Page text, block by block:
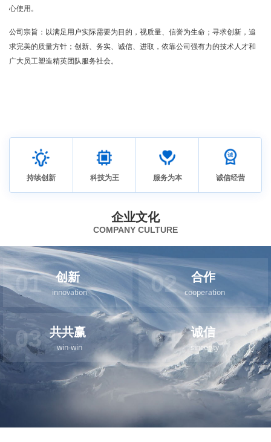
心使用。
公司宗旨：以满足用户实际需要为目的，视质量、信誉为生命；寻求创新，追
求完美的质量方针；创新、务实、诚信、进取，依靠公司强有力的技术人才和
广大员工塑造精英团队服务社会。
持续创新 科技为王 服务为本 诚信经营
企业文化
COMPANY CULTURE
01 创新
innovation 02 合作
cooperation
03 共共赢
win-win 04 诚信
sincerity